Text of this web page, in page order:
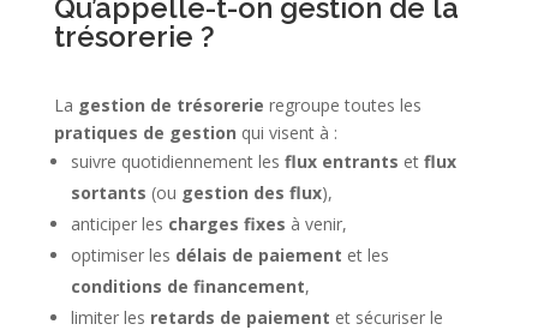
Qu’appelle-t-on gestion de la
trésorerie ?
La gestion de trésorerie regroupe toutes les
pratiques de gestion qui visent à :
suivre quotidiennement les flux entrants et flux
sortants (ou gestion des flux),
anticiper les charges fixes à venir,
optimiser les délais de paiement et les
conditions de financement,
limiter les retards de paiement et sécuriser le